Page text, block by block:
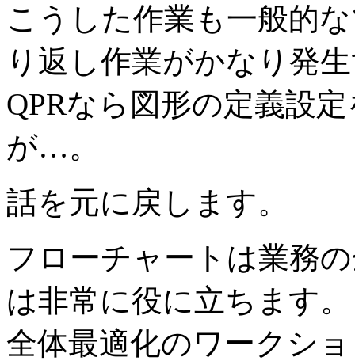
こうした作業も一般的
り返し作業がかなり発
QPRなら図形の定義設
が…。
話を元に戻します。
フローチャートは業務
は非常に役に立ちます。
全体最適化のワークシ